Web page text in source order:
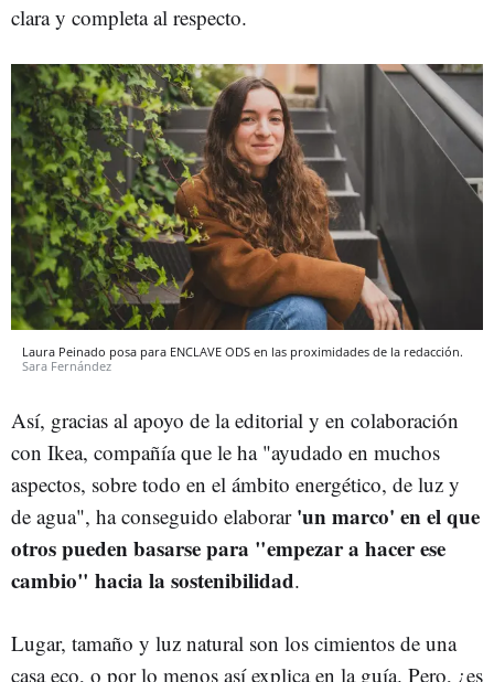
clara y completa al respecto.
Laura Peinado posa para ENCLAVE ODS en las proximidades de la redacción.
Sara Fernández
Así, gracias al apoyo de la editorial y en colaboración
con Ikea, compañía que le ha "ayudado en muchos
aspectos, sobre todo en el ámbito energético, de luz y
de agua", ha conseguido elaborar 'un marco' en el que
otros pueden basarse para "empezar a hacer ese
cambio" hacia la sostenibilidad.
Lugar, tamaño y luz natural son los cimientos de una
casa eco, o por lo menos así explica en la guía. Pero, ¿es